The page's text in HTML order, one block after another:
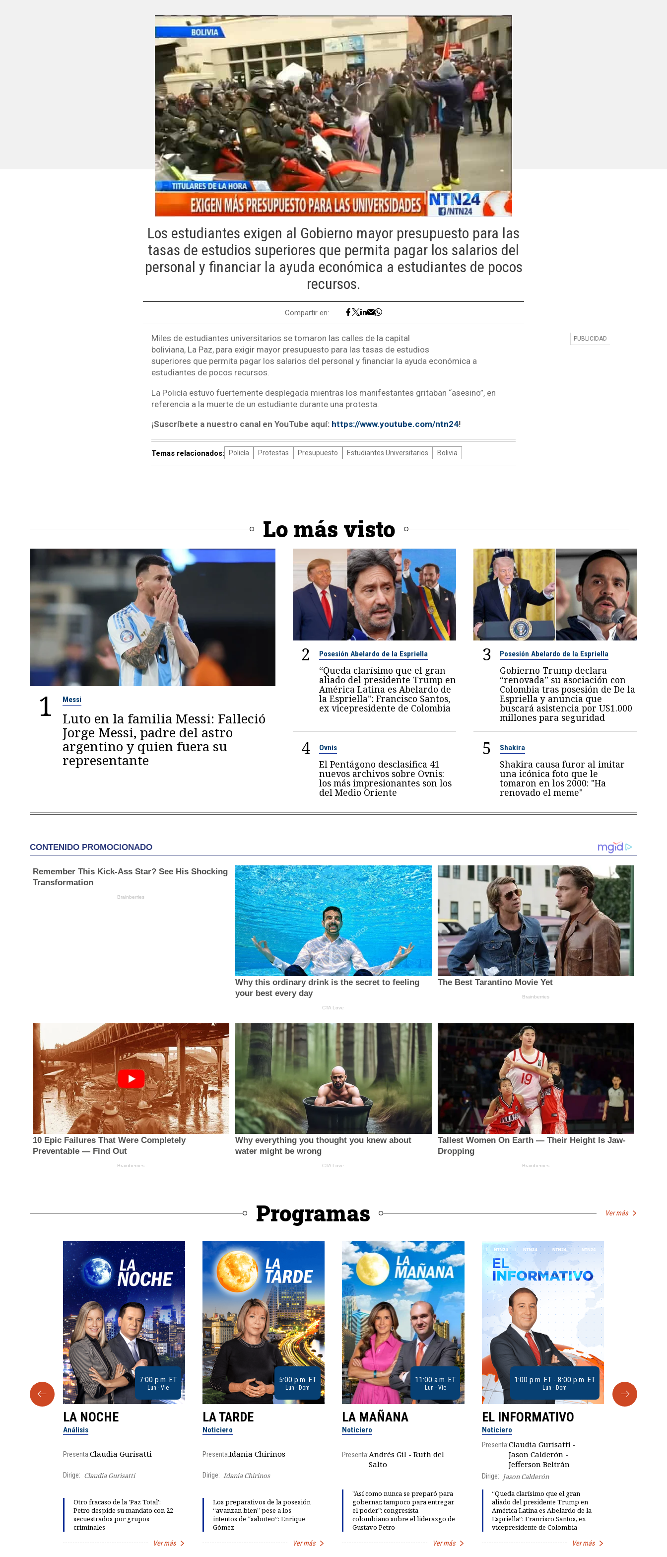
Los estudiantes exigen al Gobierno mayor presupuesto para las
tasas de estudios superiores que permita pagar los salarios del
personal y financiar la ayuda económica a estudiantes de pocos
recursos.
Compartir en:
Miles de estudiantes universitarios se tomaron las calles de la capital
boliviana, La Paz, para exigir mayor presupuesto para las tasas de estudios
superiores que permita pagar los salarios del personal y financiar la ayuda económica a
estudiantes de pocos recursos.
La Policía estuvo fuertemente desplegada mientras los manifestantes gritaban “asesino”, en
referencia a la muerte de un estudiante durante una protesta.
¡Suscríbete a nuestro canal en YouTube aquí: https://www.youtube.com/ntn24!
Temas relacionados: Policía Protestas Presupuesto Estudiantes Universitarios Bolivia
Lo más visto
1 Messi
Luto en la familia Messi: Falleció
Jorge Messi, padre del astro
argentino y quien fuera su
representante
2 Posesión Abelardo de la Espriella
“Queda clarísimo que el gran
aliado del presidente Trump en
América Latina es Abelardo de
la Espriella”: Francisco Santos,
ex vicepresidente de Colombia
3 Posesión Abelardo de la Espriella
Gobierno Trump declara
“renovada” su asociación con
Colombia tras posesión de De la
Espriella y anuncia que
buscará asistencia por US1.000
millones para seguridad
4 Ovnis
El Pentágono desclasifica 41
nuevos archivos sobre Ovnis:
los más impresionantes son los
del Medio Oriente
5 Shakira
Shakira causa furor al imitar
una icónica foto que le
tomaron en los 2000: "Ha
renovado el meme"
Programas Ver más
7:00 p.m. ET
Lun - Vie
LA NOCHE
Análisis
Presenta:Claudia Gurisatti
Dirige: Claudia Gurisatti
Otro fracaso de la 'Paz Total':
Petro despide su mandato con 22
secuestrados por grupos
criminales
Ver más
5:00 p.m. ET
Lun - Dom
LA TARDE
Noticiero
Presenta:Idania Chirinos
Dirige: Idania Chirinos
Los preparativos de la posesión
“avanzan bien” pese a los
intentos de “saboteo”: Enrique
Gómez
Ver más
11:00 a.m. ET
Lun - Vie
LA MAÑANA
Noticiero
Presenta:Andrés Gil - Ruth del
Salto
"Así como nunca se preparó para
gobernar, tampoco para entregar
el poder": congresista
colombiano sobre el liderazgo de
Gustavo Petro
Ver más
1:00 p.m. ET - 8:00 p.m. ET
Lun - Dom
EL INFORMATIVO
Noticiero
Presenta:Claudia Gurisatti -
Jason Calderón -
Jefferson Beltrán
Dirige:
Jason Calderón
“Queda clarísimo que el gran
aliado del presidente Trump en
América Latina es Abelardo de la
Espriella”: Francisco Santos, ex
vicepresidente de Colombia
Ver más